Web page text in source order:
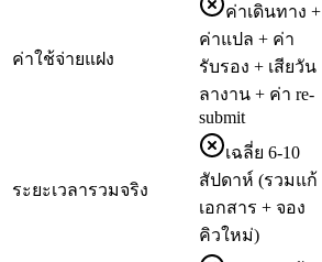
ค่าใช้จ่ายแฝง
ค่าเดินทาง +
ค่าแปล + ค่า
รับรอง + เสียวัน
ลางาน + ค่า re-
submit
ระยะเวลารวมจริง
เฉลี่ย 6-10
สัปดาห์ (รวมแก้
เอกสาร + จอง
คิวใหม่)